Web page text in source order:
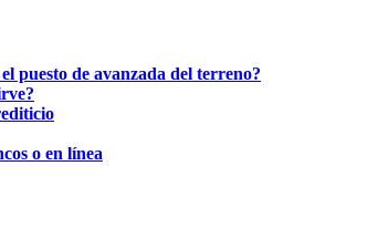
puesto de avanzada del terreno?
o en línea